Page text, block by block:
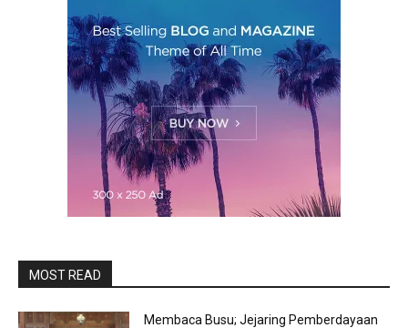
MOST READ
Membaca Busu; Jejaring Pemberdayaan